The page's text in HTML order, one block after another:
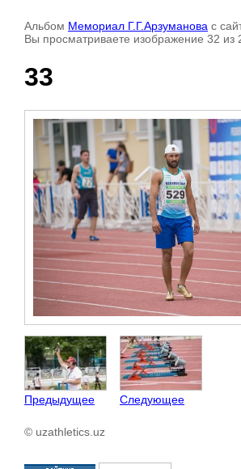
Альбом Мемориал Г.Г.Арзуманова с
Вы просматриваете изображение 32 из
33
Предыдущее Следующее
© uzathletics.uz